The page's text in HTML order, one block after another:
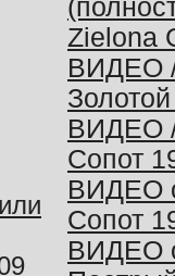
Zielona
ВИДЕО
ВИДЕО
Сопот
ВИДЕО
Сопот
ВИДЕО